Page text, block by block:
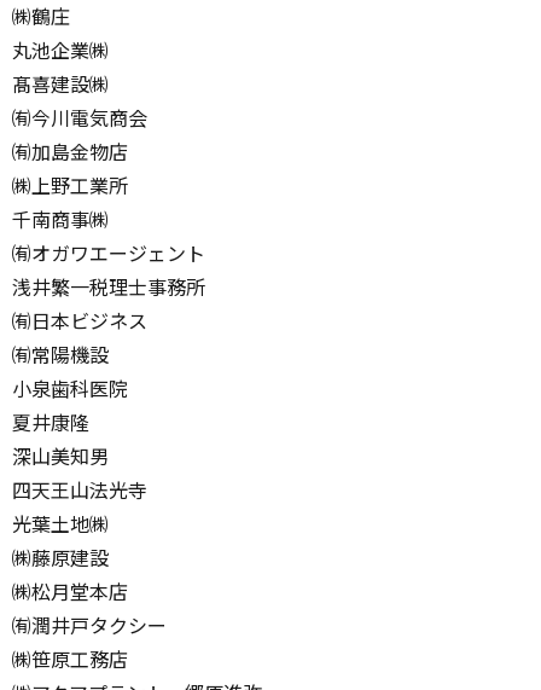
㈱鶴庄
丸池企業㈱
髙喜建設㈱
㈲今川電気商会
㈲加島金物店
㈱上野工業所
千南商事㈱
㈲オガワエージェント
浅井繁一税理士事務所
㈲日本ビジネス
㈲常陽機設
小泉歯科医院
夏井康隆
深山美知男
四天王山法光寺
光葉土地㈱
㈱藤原建設
㈱松月堂本店
㈲潤井戸タクシー
㈱笹原工務店